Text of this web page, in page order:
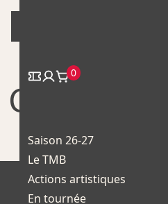
Skip
content
0
Saison 26-27
Le TMB
Actions artistiques
En tournée